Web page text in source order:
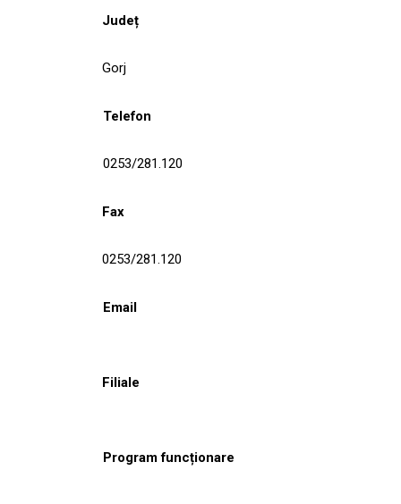
Județ
Gorj
Telefon
0253/281.120
Fax
0253/281.120
Email
Filiale
Program funcționare